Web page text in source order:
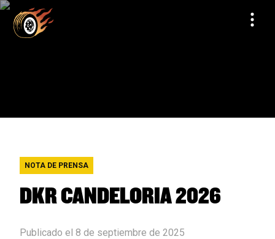
NOTA DE PRENSA
DKR CANDELORIA 2026
Publicado el 8 de septiembre de 2025